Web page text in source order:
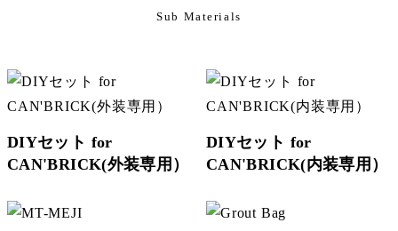
Sub Materials
DIYセット for
CAN'BRICK(外装専用）
DIYセット for
CAN'BRICK(内装専用）